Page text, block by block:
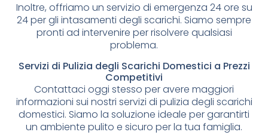
Inoltre, offriamo un servizio di emergenza 24 ore su
24 per gli intasamenti degli scarichi. Siamo sempre
pronti ad intervenire per risolvere qualsiasi
problema.
Servizi di Pulizia degli Scarichi Domestici a Prezzi
Competitivi
Contattaci oggi stesso per avere maggiori
informazioni sui nostri servizi di pulizia degli scarichi
domestici. Siamo la soluzione ideale per garantirti
un ambiente pulito e sicuro per la tua famiglia.